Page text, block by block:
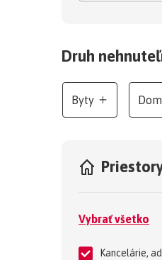
Druh
Byty
Vybrať všetko
Kancelárie,